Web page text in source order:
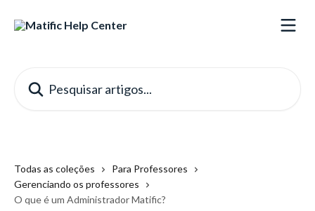
Todas as coleções
Para Professores
Gerenciando os professores
O que é um Administrador Matific?